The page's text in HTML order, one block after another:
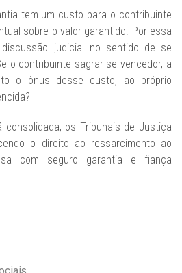
tem um custo para o contribuinte
sobre o valor garantido. Por essa
judicial no sentido de se
o contribuinte sagrar-se vencedor, a
o ônus desse custo, ao próprio
consolidada, os Tribunais de Justiça
o direito ao ressarcimento ao
com seguro garantia e fiança